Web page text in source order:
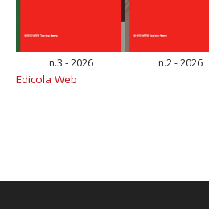
n.3 - 2026 n.2 - 2026
Edicola Web